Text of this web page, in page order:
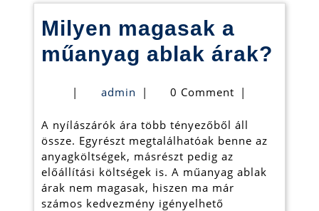
Milyen magasak a
műanyag ablak árak?
| admin admin
| 0 Comment |
A nyílászárók ára több tényezőből áll
össze. Egyrészt megtalálhatóak benne az
anyagköltségek, másrészt pedig az
előállítási költségek is. A műanyag ablak
árak nem magasak, hiszen ma már
számos kedvezmény igényelhető